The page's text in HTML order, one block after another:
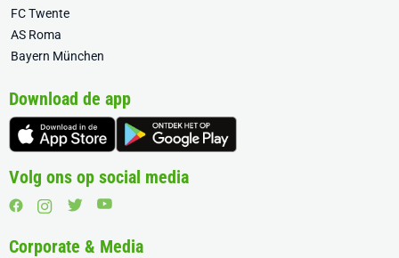
FC Twente
AS Roma
Bayern München
Download de app
Volg ons op social media
Corporate & Media